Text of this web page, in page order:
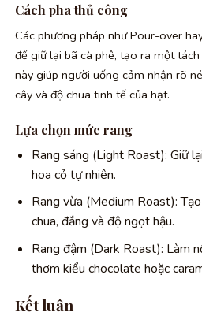
Cách pha thủ công
Các phương pháp như Pour-over
để giữ lại bã cà phê, tạo ra một
này giúp người uống cảm nhận rõ
cây và độ chua tinh tế của hạt.
Lựa chọn mức rang
Rang sáng (Light Roast): Giữ
hoa cỏ tự nhiên.
Rang vừa (Medium Roast):
chua, đắng và độ ngọt hậu.
Rang đậm (Dark Roast): Làm
thơm kiểu chocolate hoặc
Kết luận